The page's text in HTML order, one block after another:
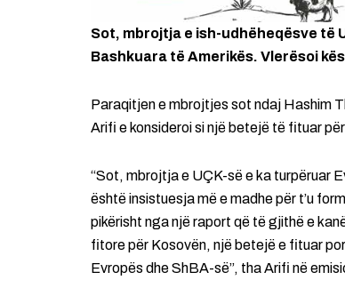
Sot, mbrojtja e ish-udhëheqësve të
Bashkuara të Amerikës. Vlerësoi
Paraqitjen e mbrojtjes sot ndaj Hashim
Arifi e konsideroi si një betejë të fituar
“Sot, mbrojtja e UÇK-së e ka turpëruar
është insistuesja më e madhe për t’u
pikërisht nga një raport që të gjithë e
fitore për Kosovën, një betejë e fituar
Evropës dhe ShBA-së”, tha Arifi në